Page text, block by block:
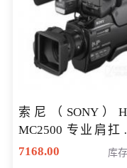
索尼（SONY）
MC2500 专业肩扛
储卡全高清摄录一
7168.00 库